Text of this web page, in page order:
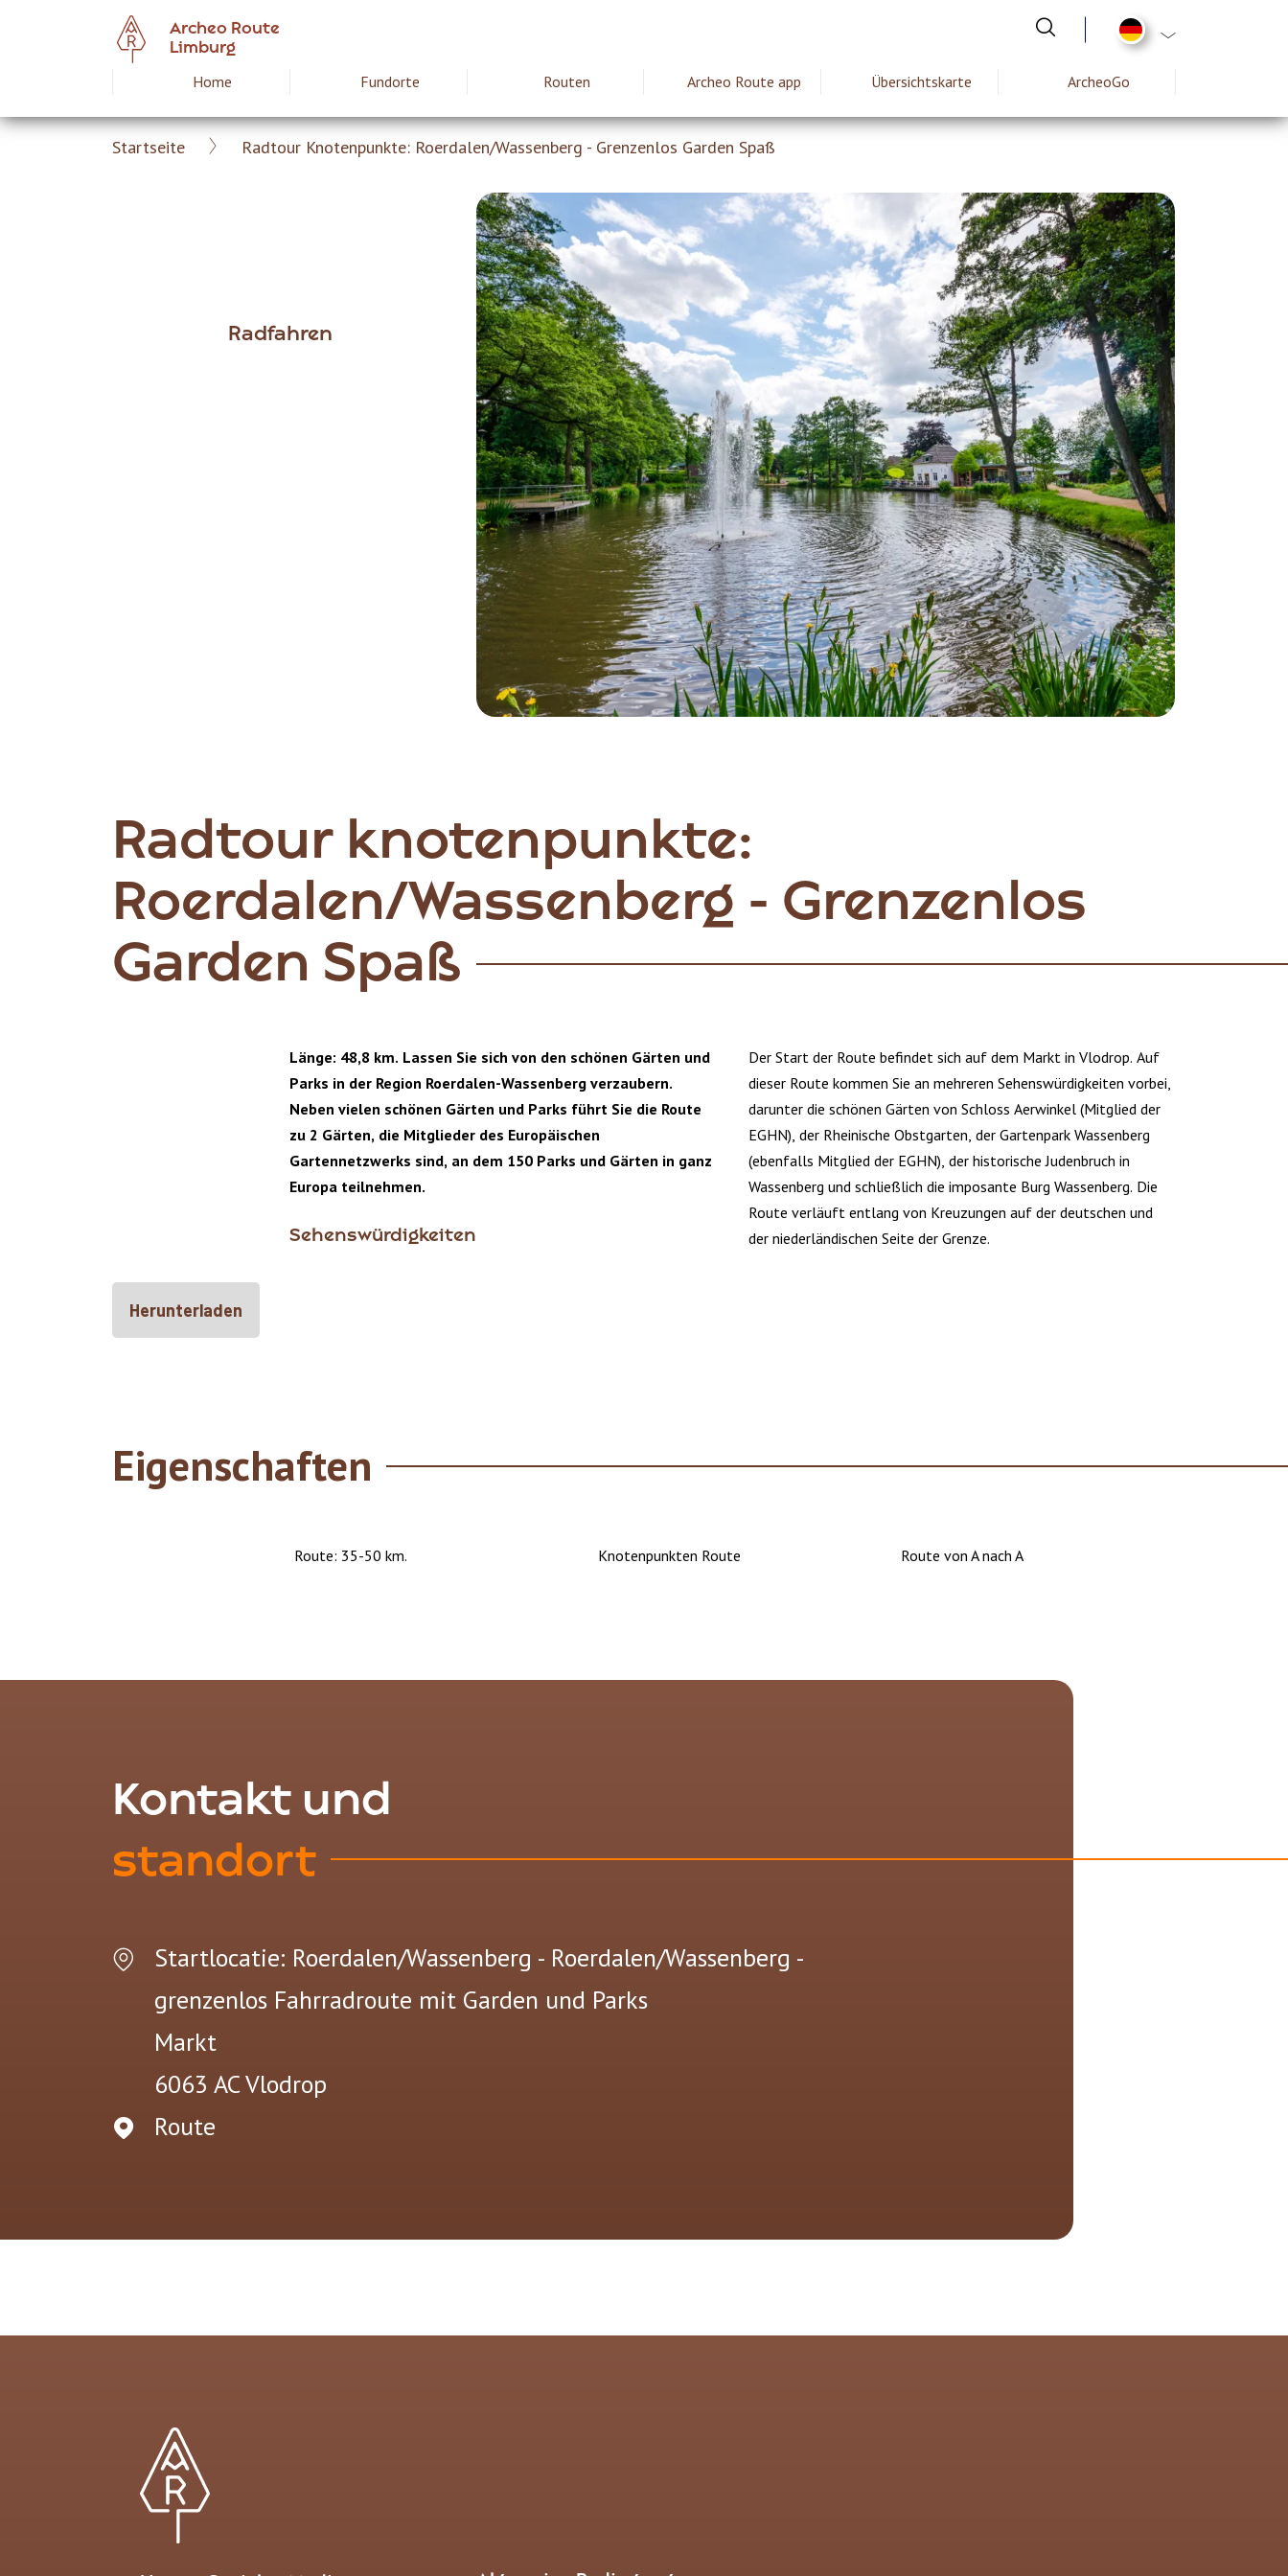
List additional
Archeo Route
Limburg
Hoofdnavigatie
Archeoroute
Home Fundorte Routen Archeo Route app Übersichtskarte ArcheoGo
Breadcrumb
Startseite Radtour Knotenpunkte: Roerdalen/Wassenberg - Grenzenlos Garden Spaß
Radfahren
Radtour knotenpunkte:
Roerdalen/Wassenberg - Grenzenlos
Garden Spaß
Länge: 48,8 km. Lassen Sie sich von den schönen Gärten und
Parks in der Region Roerdalen-Wassenberg verzaubern.
Neben vielen schönen Gärten und Parks führt Sie die Route
zu 2 Gärten, die Mitglieder des Europäischen
Gartennetzwerks sind, an dem 150 Parks und Gärten in ganz
Europa teilnehmen.
Sehenswürdigkeiten
Der Start der Route befindet sich auf dem Markt in Vlodrop. Auf
dieser Route kommen Sie an mehreren Sehenswürdigkeiten vorbei,
darunter die schönen Gärten von Schloss Aerwinkel (Mitglied der
EGHN), der Rheinische Obstgarten, der Gartenpark Wassenberg
(ebenfalls Mitglied der EGHN), der historische Judenbruch in
Wassenberg und schließlich die imposante Burg Wassenberg. Die
Route verläuft entlang von Kreuzungen auf der deutschen und
der niederländischen Seite der Grenze.
Herunterladen
Eigenschaften
Route: 35-50 km. Knotenpunkten Route Route von A nach A
Kontakt und
standort
Startlocatie: Roerdalen/Wassenberg - Roerdalen/Wassenberg -
grenzenlos Fahrradroute mit Garden und Parks
Markt
6063 ACVlodrop
Route